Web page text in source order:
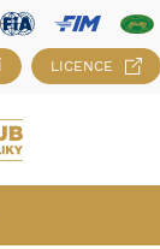
LICENCE